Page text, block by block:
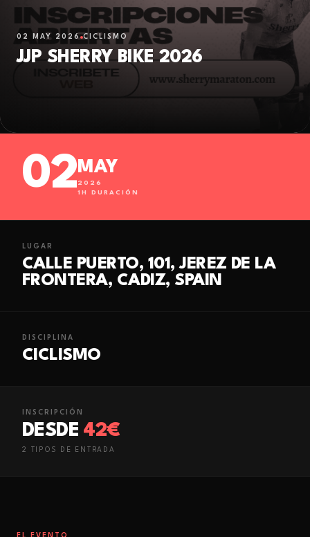
02 MAY 2026 CICLISMO
JJP SHERRY BIKE 2026
02 MAY
2026
1H DURACIÓN
LUGAR
CALLE PUERTO, 101, JEREZ DE LA
FRONTERA, CADIZ, SPAIN
DISCIPLINA
CICLISMO
INSCRIPCIÓN
DESDE 42€
2 TIPO S DE ENTRADA
EL EVENTO